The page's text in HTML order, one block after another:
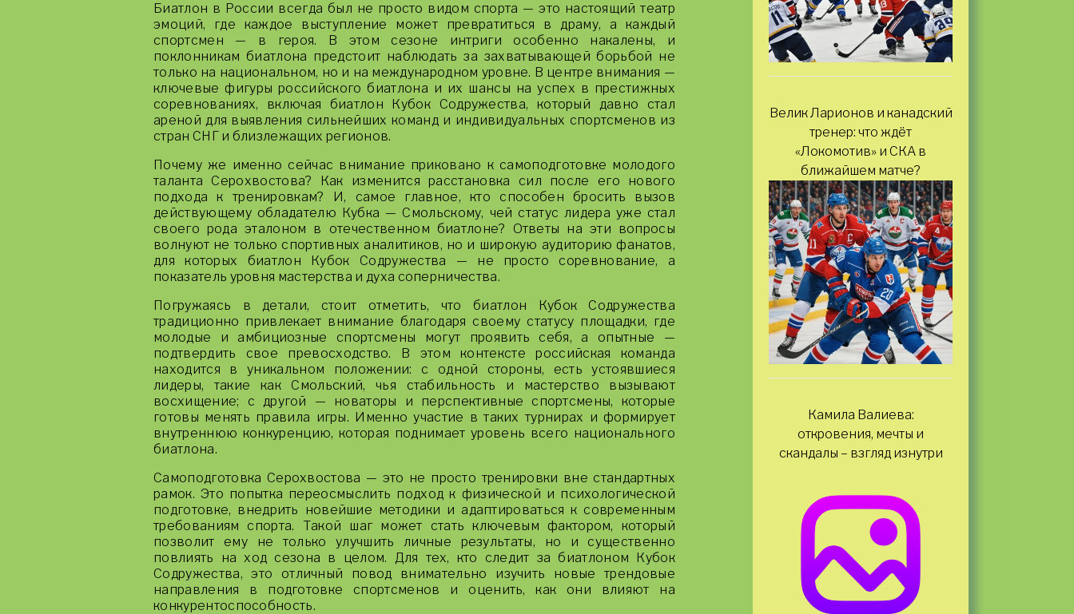
Биатлон в России всегда был не просто видом спорта — это настоящий театр
эмоций, где каждое выступление может превратиться в драму, а каждый
спортсмен — в героя. В этом сезоне интриги особенно накалены, и
поклонникам биатлона предстоит наблюдать за захватывающей борьбой не
только на национальном, но и на международном уровне. В центре внимания —
ключевые фигуры российского биатлона и их шансы на успех в престижных
соревнованиях, включая биатлон Кубок Содружества, который давно стал
ареной для выявления сильнейших команд и индивидуальных спортсменов из
стран СНГ и близлежащих регионов.
Почему же именно сейчас внимание приковано к самоподготовке молодого
таланта Серохвостова? Как изменится расстановка сил после его нового
подхода к тренировкам? И, самое главное, кто способен бросить вызов
действующему обладателю Кубка — Смольскому, чей статус лидера уже стал
своего рода эталоном в отечественном биатлоне? Ответы на эти вопросы
волнуют не только спортивных аналитиков, но и широкую аудиторию фанатов,
для которых биатлон Кубок Содружества — не просто соревнование, а
показатель уровня мастерства и духа соперничества.
Погружаясь в детали, стоит отметить, что биатлон Кубок Содружества
традиционно привлекает внимание благодаря своему статусу площадки, где
молодые и амбициозные спортсмены могут проявить себя, а опытные —
подтвердить свое превосходство. В этом контексте российская команда
находится в уникальном положении: с одной стороны, есть устоявшиеся
лидеры, такие как Смольский, чья стабильность и мастерство вызывают
восхищение; с другой — новаторы и перспективные спортсмены, которые
готовы менять правила игры. Именно участие в таких турнирах и формирует
внутреннюю конкуренцию, которая поднимает уровень всего национального
биатлона.
Самоподготовка Серохвостова — это не просто тренировки вне стандартных
рамок. Это попытка переосмыслить подход к физической и психологической
подготовке, внедрить новейшие методики и адаптироваться к современным
требованиям спорта. Такой шаг может стать ключевым фактором, который
позволит ему не только улучшить личные результаты, но и существенно
повлиять на ход сезона в целом. Для тех, кто следит за биатлоном Кубок
Содружества, это отличный повод внимательно изучить новые трендовые
направления в подготовке спортсменов и оценить, как они влияют на
конкурентоспособность.
Велик Ларионов и канадский
тренер: что ждёт
«Локомотив» и СКА в
ближайшем матче?
Камила Валиева:
откровения, мечты и
скандалы – взгляд изнутри